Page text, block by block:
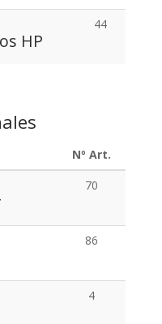
HP
44
Nº Art.
70
86
4